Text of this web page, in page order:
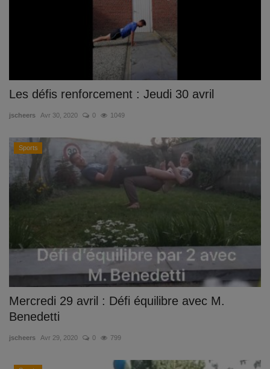
Les défis renforcement : Jeudi 30 avril
jscheers Avr 30, 2020 0 1049
Sports
Mercredi 29 avril : Défi équilibre avec M.
Benedetti
jscheers Avr 29, 2020 0 799